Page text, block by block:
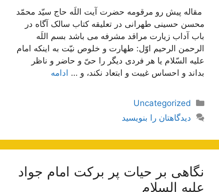
مقاله پیش رو مرقومه حضرت آیت اللَه حاج سیّد محمّد
محسن حسینی طهرانی در تعلیقه کتاب سالک آگاه در
باب آداب زیارت مراقد مشرفه می باشد بسم اللَه
الرحمن الرحیم اوّل: طهارت و خلوص نیّت به اینکه امام
علیه السّلام یا هر فردی دیگر را حیّ و حاضر و ناظر
بداند و احساس غیبت و ابتعاد نکند، و … ادامه
دسته‌ها
Uncategorized
دیدگاهتان را بنویسید
نگاهی بر حیات پر برکت امام جواد
علیه السلام